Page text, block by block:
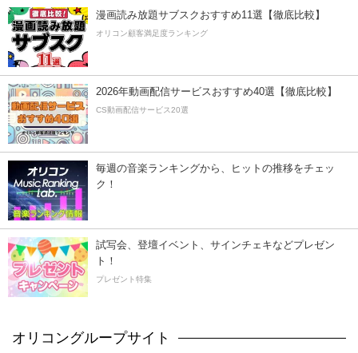
漫画読み放題サブスクおすすめ11選【徹底比較】
オリコン顧客満足度ランキング
2026年動画配信サービスおすすめ40選【徹底比較】
CS動画配信サービス20選
毎週の音楽ランキングから、ヒットの推移をチェッ
ク！
試写会、登壇イベント、サインチェキなどプレゼン
ト！
プレゼント特集
オリコングループサイト